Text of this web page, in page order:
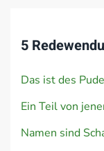
5
Das ist des
Namen sind